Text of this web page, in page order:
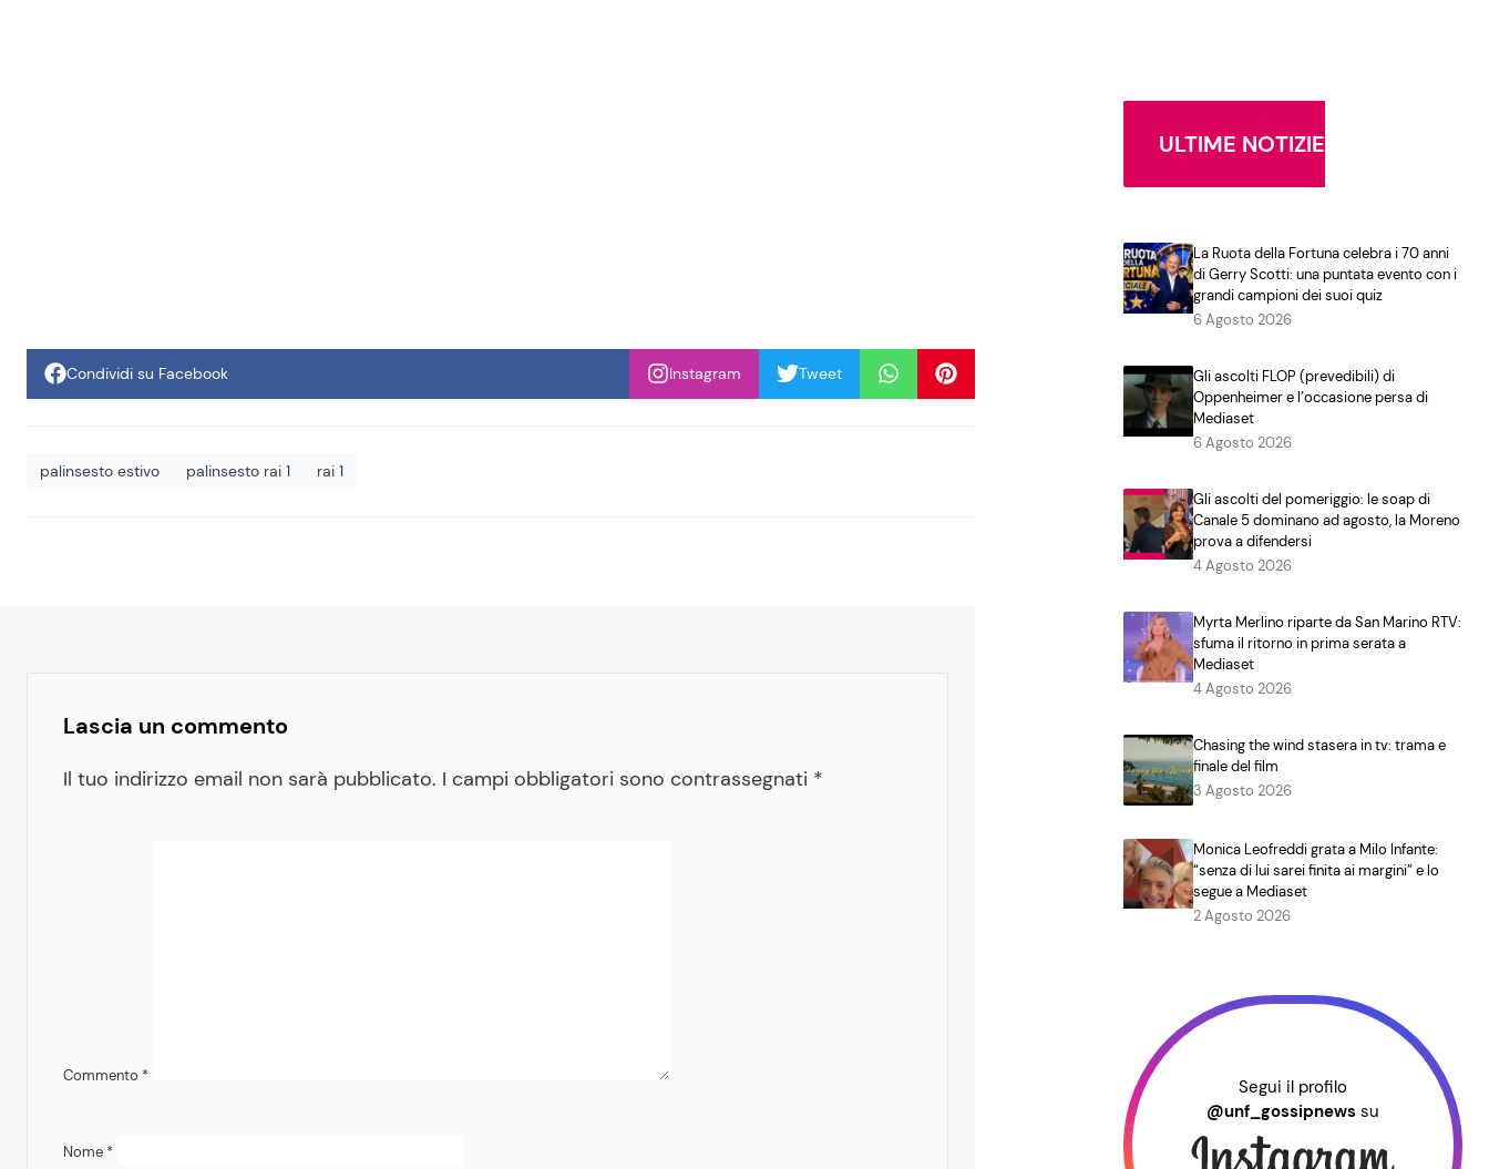
Condividi su Facebook Instagram Tweet
palinsesto estivo palinsesto rai 1 rai 1
Lascia un commento
Il tuo indirizzo email non sarà pubblicato. I campi obbligatori sono contrassegnati *
Commento *
Nome *
ULTIME NOTIZIE
La Ruota della Fortuna celebra i 70 anni
di Gerry Scotti: una puntata evento con i
grandi campioni dei suoi quiz
6 Agosto 2026
Gli ascolti FLOP (prevedibili) di
Oppenheimer e l’occasione persa di
Mediaset
6 Agosto 2026
Gli ascolti del pomeriggio: le soap di
Canale 5 dominano ad agosto, la Moreno
prova a difendersi
4 Agosto 2026
Myrta Merlino riparte da San Marino RTV:
sfuma il ritorno in prima serata a
Mediaset
4 Agosto 2026
Chasing the wind stasera in tv: trama e
finale del film
3 Agosto 2026
Monica Leofreddi grata a Milo Infante:
“senza di lui sarei finita ai margini” e lo
segue a Mediaset
2 Agosto 2026
Segui il profilo
@unf_gossipnews su